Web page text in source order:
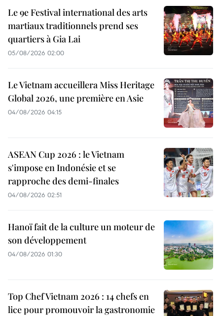
Le 9e Festival international des arts
martiaux traditionnels prend ses
quartiers à Gia Lai
05/08/2026 02:00
Le Vietnam accueillera Miss Heritage
Global 2026, une première en Asie
04/08/2026 04:15
ASEAN Cup 2026 : le Vietnam
s'impose en Indonésie et se
rapproche des demi-finales
04/08/2026 02:51
Hanoï fait de la culture un moteur de
son développement
04/08/2026 01:30
Top Chef Vietnam 2026 : 14 chefs en
lice pour promouvoir la gastronomie